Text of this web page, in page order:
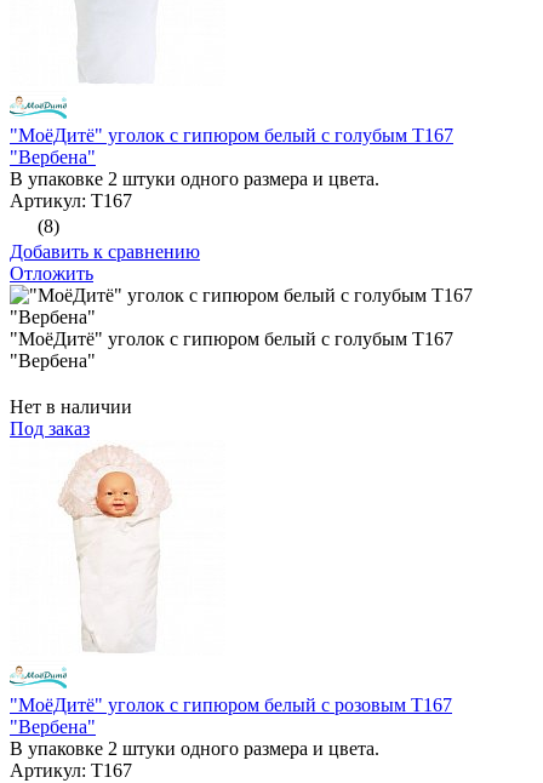
"МоёДитё" уголок с гипюром белый с голубым Т167
"Вербена"
В упаковке 2 штуки одного размера и цвета.
Артикул: Т167
(8)
Добавить к сравнению
Отложить
"МоёДитё" уголок с гипюром белый с голубым Т167
"Вербена"
Нет в наличии
Под заказ
"МоёДитё" уголок с гипюром белый с розовым Т167
"Вербена"
В упаковке 2 штуки одного размера и цвета.
Артикул: Т167